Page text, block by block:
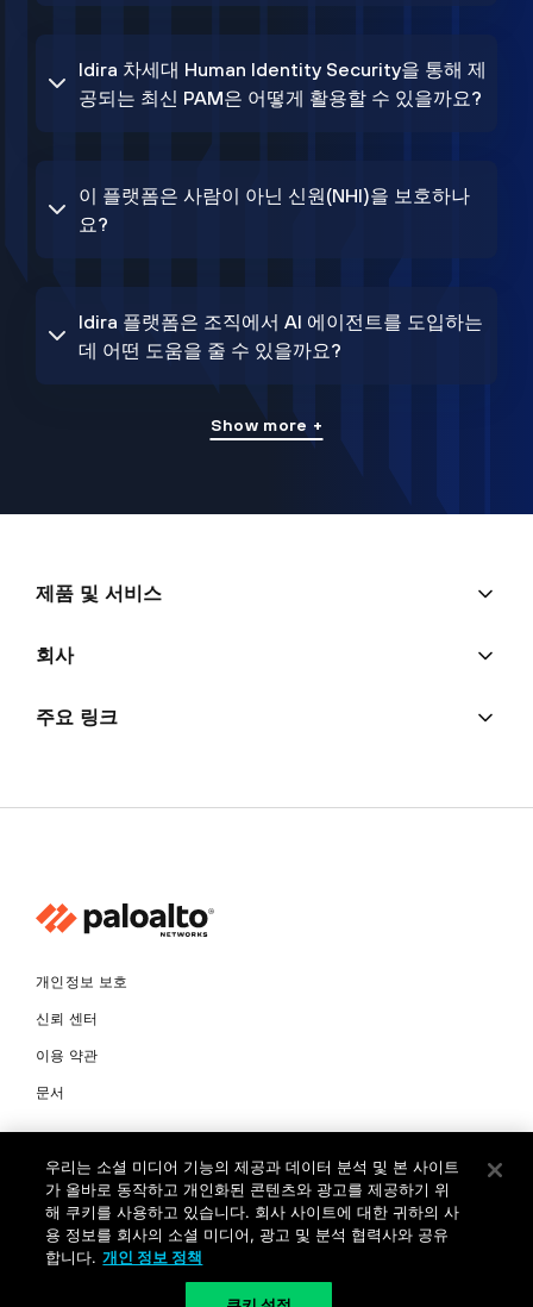
Idira 차세대 Human Identity Security을 통해 제
공되는 최신 PAM은 어떻게 활용할 수 있을까요?
이 플랫폼은 사람이 아닌 신원(NHI)을 보호하나
요?
Idira 플랫폼은 조직에서 AI 에이전트를 도입하는
데 어떤 도움을 줄 수 있을까요?
Show more +
제품 및 서비스
회사
주요 링크
개인정보 보호
신뢰 센터
이용 약관
문서
Networks Korea, Ltd. All rights reserved. 여러 가지 상표에 대한
소유권은 각 소유자에게 있습니다. 사업자 등록번호: 120-87-72963.
대표자 : 제프리찰스트루 서울특별시 서초구 서초대로74길 4, 1층 (삼성
생명 서초타워) TEL: +82-2-568-4353
우리는 소셜 미디어 기능의 제공과 데이터 분석 및 본 사이트
가 올바로 동작하고 개인화된 콘텐츠와 광고를 제공하기 위
해 쿠키를 사용하고 있습니다. 회사 사이트에 대한 귀하의 사
용 정보를 회사의 소셜 미디어, 광고 및 분석 협력사와 공유
합니다. 개인 정보 정책